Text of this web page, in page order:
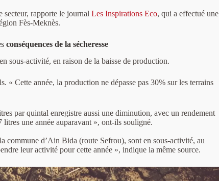
secteur, rapporte le journal Les Inspirations Eco, qui a effectué une
Fès-Meknès.
conséquences de la sécheresse
sous-activité, en raison de la baisse de production.
« Cette année, la production ne dépasse pas 30% sur les terrains
par quintal enregistre aussi une diminution, avec un rendement
une année auparavant », ont-ils souligné.
commune d’Ain Bida (route Sefrou), sont en sous-activité, au
leur activité pour cette année », indique la même source.